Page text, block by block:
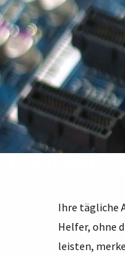
Ihre tägliche
Helfer, ohne
leisten,